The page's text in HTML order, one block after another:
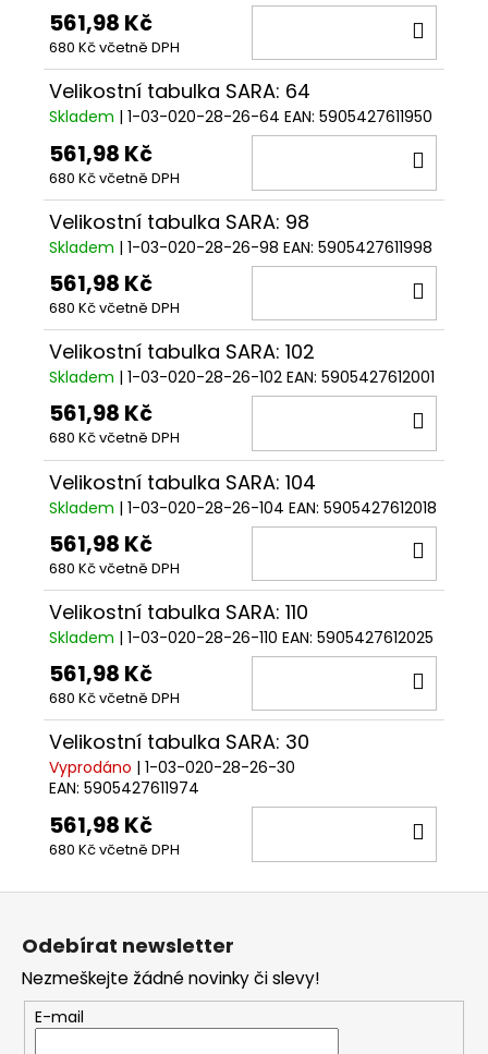
561,98 Kč
680 Kč včetně DPH
Velikostní tabulka SARA: 64
Skladem | 1-03-020-28-26-64 EAN: 5905427611950
561,98 Kč
680 Kč včetně DPH
Velikostní tabulka SARA: 98
Skladem | 1-03-020-28-26-98 EAN: 5905427611998
561,98 Kč
680 Kč včetně DPH
Velikostní tabulka SARA: 102
Skladem | 1-03-020-28-26-102 EAN: 5905427612001
561,98 Kč
680 Kč včetně DPH
Velikostní tabulka SARA: 104
Skladem | 1-03-020-28-26-104 EAN: 5905427612018
561,98 Kč
680 Kč včetně DPH
Velikostní tabulka SARA: 110
Skladem | 1-03-020-28-26-110 EAN: 5905427612025
561,98 Kč
680 Kč včetně DPH
Velikostní tabulka SARA: 30
Vyprodáno | 1-03-020-28-26-30
EAN: 5905427611974
561,98 Kč
680 Kč včetně DPH
Z
Odebírat newsletter
Nezmeškejte žádné novinky či slevy!
E-mail